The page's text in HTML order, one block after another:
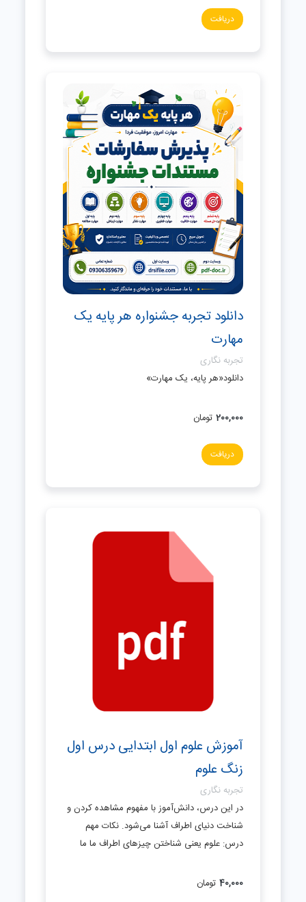
دریافت
دانلود تجربه جشنواره هر پایه یک
مهارت
تجربه نگاری
دانلود«هر پایه، یک مهارت»
200,000 تومان
دریافت
آموزش علوم اول ابتدایی درس اول
زنگ علوم
تجربه نگاری
در این درس، دانش‌آموز با مفهوم مشاهده کردن و
شناخت دنیای اطراف آشنا می‌شود. نکات مهم
درس: علوم یعنی شناختن چیزهای اطراف ما ما
40,000 تومان